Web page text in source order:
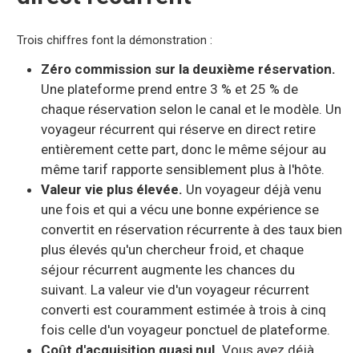
Trois chiffres font la démonstration :
Zéro commission sur la deuxième réservation.
Une plateforme prend entre 3 % et 25 % de
chaque réservation selon le canal et le modèle. Un
voyageur récurrent qui réserve en direct retire
entièrement cette part, donc le même séjour au
même tarif rapporte sensiblement plus à l'hôte.
Valeur vie plus élevée. Un voyageur déjà venu
une fois et qui a vécu une bonne expérience se
convertit en réservation récurrente à des taux bien
plus élevés qu'un chercheur froid, et chaque
séjour récurrent augmente les chances du
suivant. La valeur vie d'un voyageur récurrent
converti est couramment estimée à trois à cinq
fois celle d'un voyageur ponctuel de plateforme.
Coût d'acquisition quasi nul. Vous avez déjà